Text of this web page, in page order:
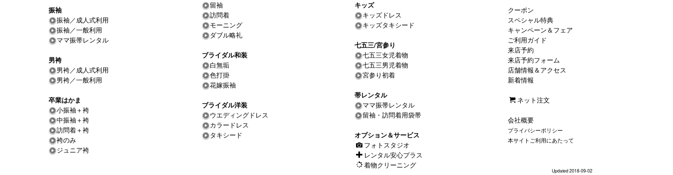
振袖
振袖／成人式利用
振袖／一般利用
ママ振帯レンタル
男袴
男袴／成人式利用
男袴／一般利用
卒業はかま
小振袖＋袴
中振袖＋袴
訪問着＋袴
袴のみ
ジュニア袴
留袖
訪問着
モーニング
ダブル略礼
ブライダル和装
白無垢
色打掛
花嫁振袖
ブライダル洋装
ウエディングドレス
カラードレス
タキシード
キッズ
キッズドレス
キッズタキシード
七五三/宮参り
七五三女児着物
七五三男児着物
宮参り初着
帯レンタル
ママ振帯レンタル
留袖・訪問着用袋帯
オプション＆サービス
フォトスタジオ
レンタル安心プラス
着物クリーニング
クーポン
スペシャル特典
キャンペーン＆フェア
ご利用ガイド
来店予約
来店予約フォーム
店舗情報＆アクセス
新着情報
ネット注文
会社概要
プライバシーポリシー
本サイトご利用にあたって
Updated 2018-09-02